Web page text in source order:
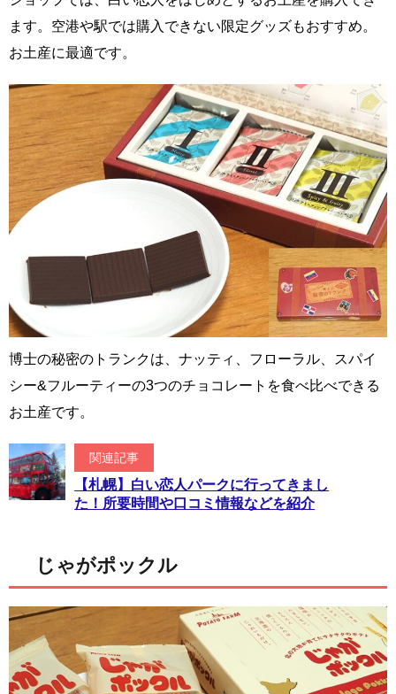
ます。空港や駅では購入できない限定グッズもおすすめ。
お土産に最適です。
博士の秘密のトランクは、ナッティ、フローラル、スパイ
シー&フルーティーの3つのチョコレートを食べ比べできる
お土産です。
関連記事
【札幌】白い恋人パークに行ってきまし
た！所要時間や口コミ情報などを紹介
じゃがポックル